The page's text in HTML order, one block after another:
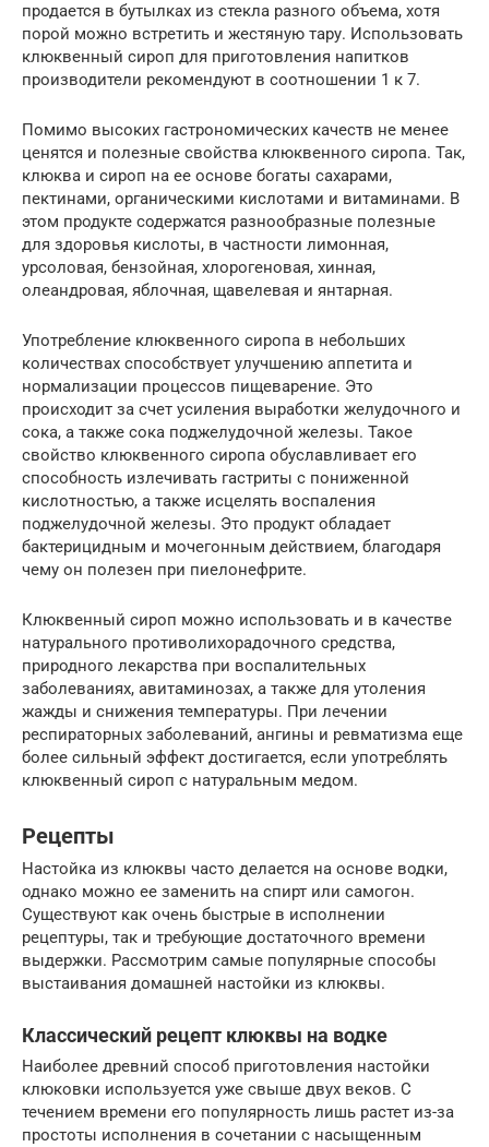
продается в бутылках из стекла разного объема, хотя
порой можно встретить и жестяную тару. Использовать
клюквенный сироп для приготовления напитков
производители рекомендуют в соотношении 1 к 7.
Помимо высоких гастрономических качеств не менее
ценятся и полезные свойства клюквенного сиропа. Так,
клюква и сироп на ее основе богаты сахарами,
пектинами, органическими кислотами и витаминами. В
этом продукте содержатся разнообразные полезные
для здоровья кислоты, в частности лимонная,
урсоловая, бензойная, хлорогеновая, хинная,
олеандровая, яблочная, щавелевая и янтарная.
Употребление клюквенного сиропа в небольших
количествах способствует улучшению аппетита и
нормализации процессов пищеварение. Это
происходит за счет усиления выработки желудочного и
сока, а также сока поджелудочной железы. Такое
свойство клюквенного сиропа обуславливает его
способность излечивать гастриты с пониженной
кислотностью, а также исцелять воспаления
поджелудочной железы. Это продукт обладает
бактерицидным и мочегонным действием, благодаря
чему он полезен при пиелонефрите.
Клюквенный сироп можно использовать и в качестве
натурального противолихорадочного средства,
природного лекарства при воспалительных
заболеваниях, авитаминозах, а также для утоления
жажды и снижения температуры. При лечении
респираторных заболеваний, ангины и ревматизма еще
более сильный эффект достигается, если употреблять
клюквенный сироп с натуральным медом.
Рецепты
Настойка из клюквы часто делается на основе водки,
однако можно ее заменить на спирт или самогон.
Существуют как очень быстрые в исполнении
рецептуры, так и требующие достаточного времени
выдержки. Рассмотрим самые популярные способы
выстаивания домашней настойки из клюквы.
Классический рецепт клюквы на водке
Наиболее древний способ приготовления настойки
клюковки используется уже свыше двух веков. С
течением времени его популярность лишь растет из-за
простоты исполнения в сочетании с насыщенным